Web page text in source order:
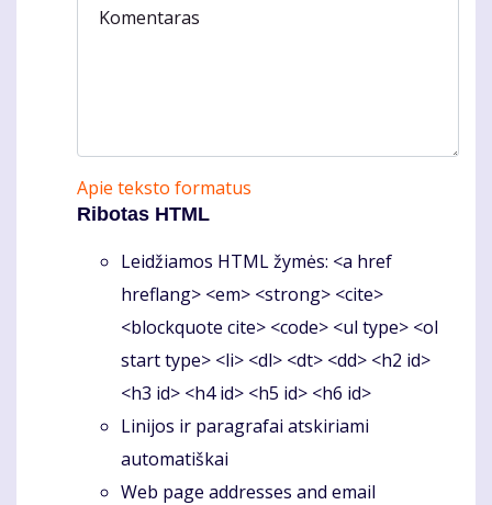
Komentaras
Apie teksto formatus
Ribotas HTML
Leidžiamos HTML žymės: <a href
hreflang> <em> <strong> <cite>
<blockquote cite> <code> <ul type> <ol
start type> <li> <dl> <dt> <dd> <h2 id>
<h3 id> <h4 id> <h5 id> <h6 id>
Linijos ir paragrafai atskiriami
automatiškai
Web page addresses and email